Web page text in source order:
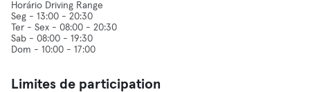
Horário Driving Range
Seg - 13:00 - 20:30
Ter - Sex - 08:00 - 20:30
Sab - 08:00 - 19:30
Dom - 10:00 - 17:00
Limites de participation